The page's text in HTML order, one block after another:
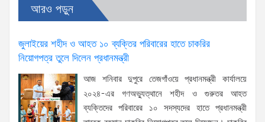
আরও পড়ুন
জুলাইয়ের শহীদ ও আহত ১০ ব্যক্তির পরিবারের হাতে চাকরির
নিয়োগপত্র তুলে দিলেন প্রধানমন্ত্রী
আজ শনিবার দুপুরে তেজগাঁওয়ে প্রধানমন্ত্রী কার্যালয়ে
২০২৪-এর গণঅভ্যুত্থানে শহীদ ও গুরুতর আহত
ব্যক্তিদের পরিবারের ১০ সদস্যদের হাতে প্রধানমন্ত্রী